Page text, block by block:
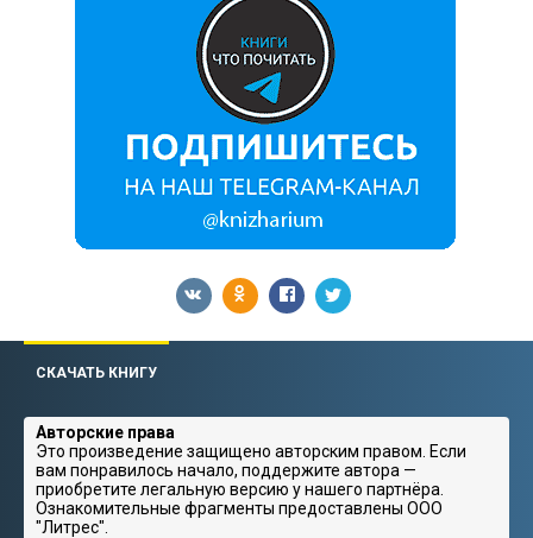
СКАЧАТЬ КНИГУ
Авторские права
Это произведение защищено авторским правом. Если
вам понравилось начало, поддержите автора —
приобретите легальную версию у нашего партнёра.
Ознакомительные фрагменты предоставлены ООО
"Литрес".